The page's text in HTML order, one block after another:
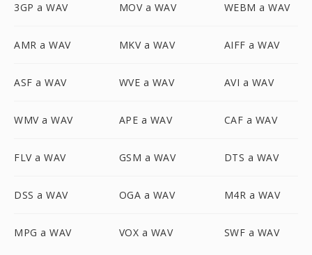
3GP a WAV MOV a WAV WEBM a WAV
AMR a WAV MKV a WAV AIFF a WAV
ASF a WAV WVE a WAV AVI a WAV
WMV a WAV APE a WAV CAF a WAV
FLV a WAV GSM a WAV DTS a WAV
DSS a WAV OGA a WAV M4R a WAV
MPG a WAV VOX a WAV SWF a WAV